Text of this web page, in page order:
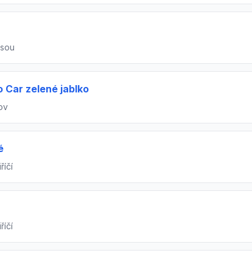
Car zelené jablko